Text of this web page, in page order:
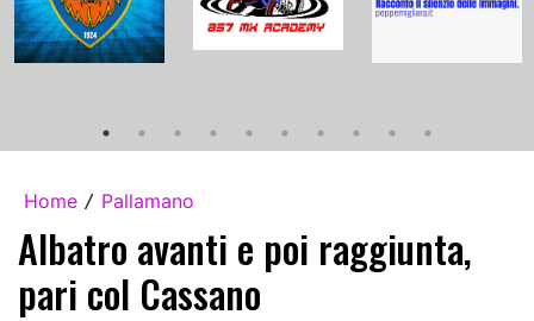
Home / Pallamano
Albatro avanti e poi raggiunta,
pari col Cassano